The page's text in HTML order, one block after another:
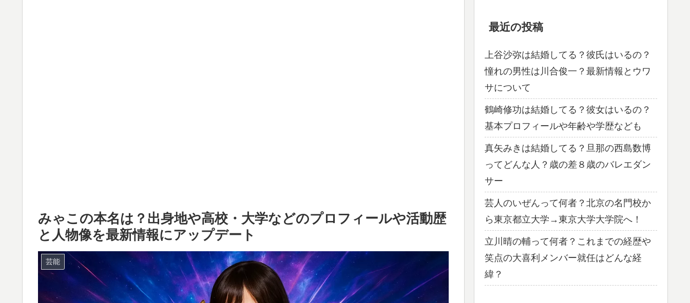
みゃこの本名は？出身地や高校・大学などのプロフィールや活動歴
と人物像を最新情報にアップデート
芸能
最近の投稿
上谷沙弥は結婚してる？彼氏はいるの？
憧れの男性は川合俊一？最新情報とウワ
サについて
鶴崎修功は結婚してる？彼女はいるの？
基本プロフィールや年齢や学歴なども
真矢みきは結婚してる？旦那の西島数博
ってどんな人？歳の差８歳のバレエダン
サー
芸人のいぜんって何者？北京の名門校か
ら東京都立大学→東京大学大学院へ！
立川晴の輔って何者？これまでの経歴や
笑点の大喜利メンバー就任はどんな経
緯？